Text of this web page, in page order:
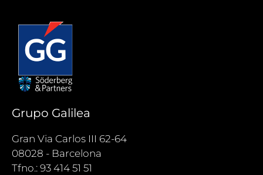
Grupo Galilea
Gran Via Carlos III 62-64
08028 - Barcelona
Tfno.: 93 414 51 51